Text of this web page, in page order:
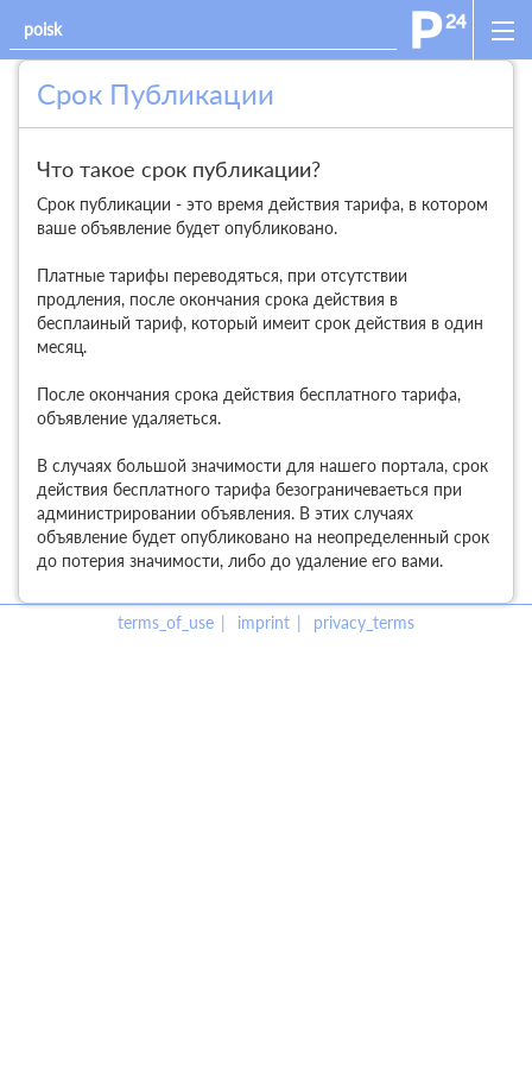
Срок Публикации
Что такое срок публикации?
Срок публикации - это время действия тарифа, в котором
ваше объявление будет опубликовано.
Платные тарифы переводяться, при отсутствии
продления, после окончания срока действия в
бесплаиный тариф, который имеит срок действия в один
месяц.
После окончания срока действия бесплатного тарифа,
объявление удаляеться.
В случаях большой значимости для нашего портала, срок
действия бесплатного тарифа безограничеваеться при
администрировании объявления. В этих случаях
объявление будет опубликовано на неопределенный срок
до потерия значимости, либо до удаление его вами.
terms_of_use imprint privacy_terms